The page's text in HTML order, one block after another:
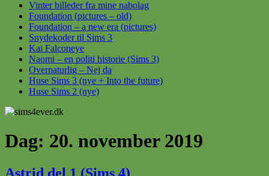
Vinter billeder fra mine nabolag
Foundation (pictures – old)
Foundation – a new era (pictures)
Snydekoder til Sims 3
Kai Falconeye
Naomi – en politi historie (Sims 3)
Overnaturlig – Nej da
Huse Sims 3 (nye + Into the future)
Huse Sims 2 (nye)
Dag: 20. november 2019